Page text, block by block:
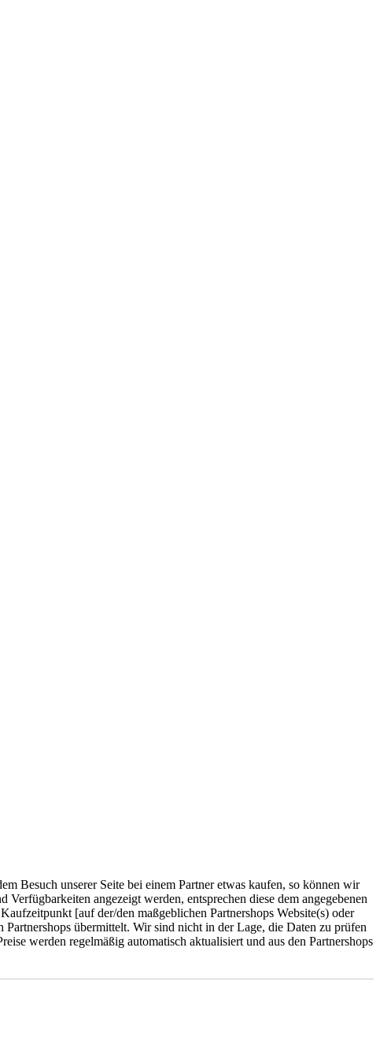
Besuch unserer Seite bei einem Partner etwas kaufen, so können wir
angezeigt werden, entsprechen diese dem angegebenen
[auf der/den maßgeblichen Partnershops Website(s) oder
übermittelt. Wir sind nicht in der Lage, die Daten zu prüfen
werden regelmäßig automatisch aktualisiert und aus den Partnershops